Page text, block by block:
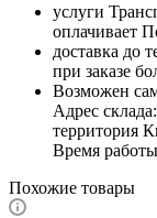
услуги
оплачивает
доставка до
при заказе
Возможен
Адрес
территория
Время работы
Похожие товары